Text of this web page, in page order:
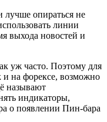
лучше опираться не
линии
выхода новостей и
уж часто. Поэтому для
на форексе, возможно
называют
индикаторы,
о появлении Пин-бара